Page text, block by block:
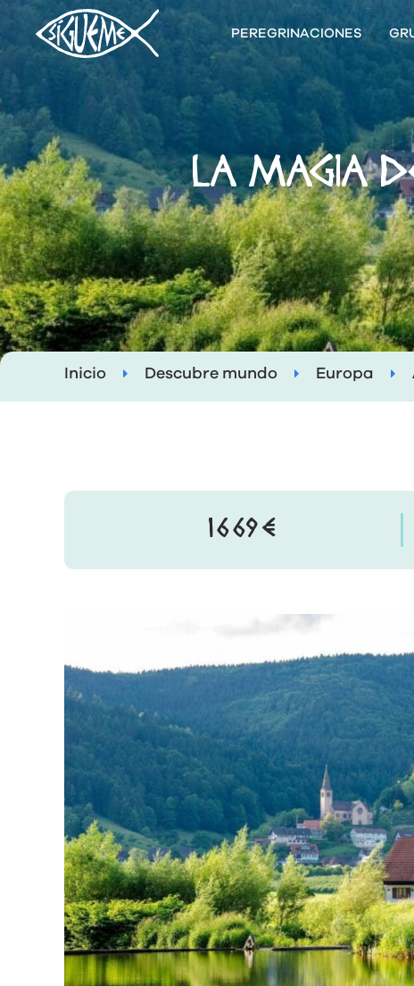
PEREGRINACIONES
LA MAGIA
Inicio Descubre mundo Europa
1669€